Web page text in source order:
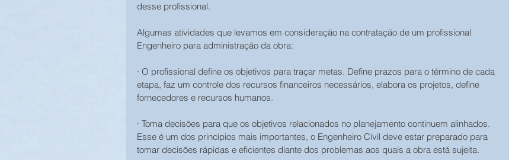
desse profissional.
Algumas atividades que levamos em consideração na contratação de um profissional
Engenheiro para administração da obra:
· O profissional define os objetivos para traçar metas. Define prazos para o término de cada
etapa, faz um controle dos recursos financeiros necessários, elabora os projetos, define
fornecedores e recursos humanos.
· Toma decisões para que os objetivos relacionados no planejamento continuem alinhados.
Esse é um dos princípios mais importantes, o Engenheiro Civil deve estar preparado para
tomar decisões rápidas e eficientes diante dos problemas aos quais a obra está sujeita.